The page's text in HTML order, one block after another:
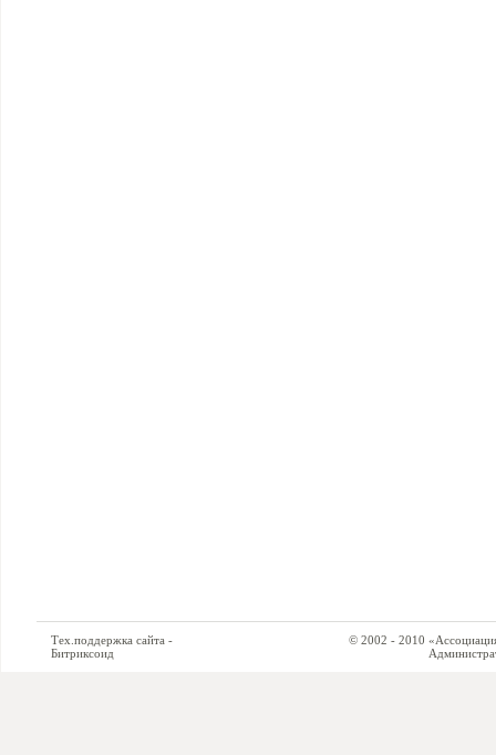
Тех.поддержка сайта -
Битриксоид
© 2002 - 2010 «Ассоциация